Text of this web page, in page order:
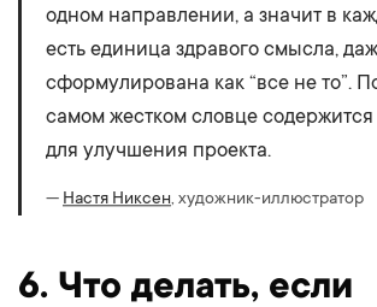
одном направлении, а значит в
есть единица здравого смысла,
сформулирована как “все не то”.
самом жестком словце
для улучшения проекта.
— Настя Никсен , художник-иллюстратор
6. Что делать, если